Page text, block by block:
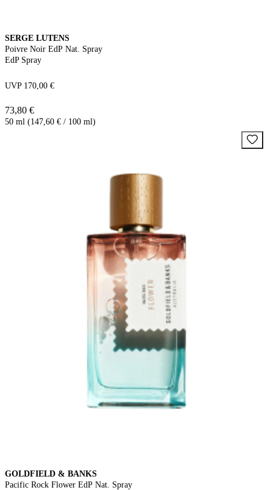
SERGE LUTENS
Poivre Noir EdP Nat. Spray
EdP Spray
UVP 170,00 €
73,80 €
50 ml (147,60 € / 100 ml)
GOLDFIELD & BANKS
Pacific Rock Flower EdP Nat. Spray